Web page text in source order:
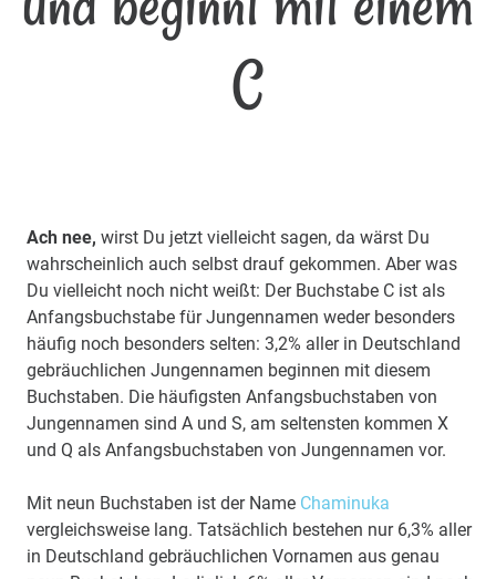
C
Ach nee, wirst Du jetzt vielleicht sagen, da wärst Du
wahrscheinlich auch selbst drauf gekommen. Aber was
Du vielleicht noch nicht weißt: Der Buchstabe C ist als
Anfangsbuchstabe für Jungennamen weder besonders
häufig noch besonders selten: 3,2% aller in Deutschland
gebräuchlichen Jungennamen beginnen mit diesem
Buchstaben. Die häufigsten Anfangsbuchstaben von
Jungennamen sind A und S, am seltensten kommen X
und Q als Anfangsbuchstaben von Jungennamen vor.
Mit neun Buchstaben ist der Name Chaminuka
vergleichsweise lang. Tatsächlich bestehen nur 6,3% aller
in Deutschland gebräuchlichen Vornamen aus genau